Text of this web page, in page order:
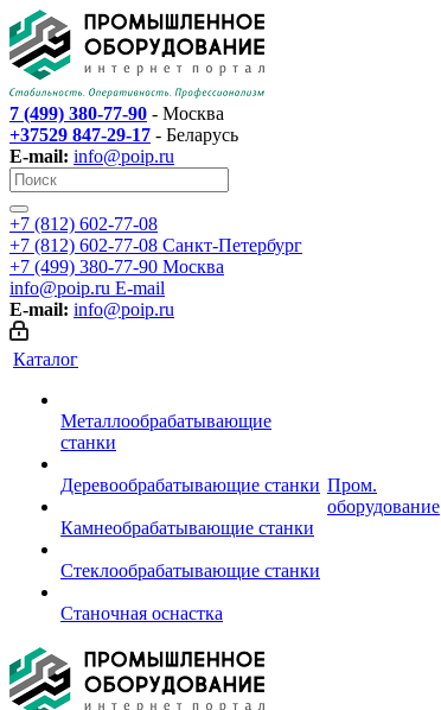
7 (499) 380-77-90 - Москва
+37529 847-29-17 - Беларусь
E-mail: info@poip.ru
+7 (812) 602-77-08
+7 (812) 602-77-08 Санкт-Петербург
+7 (499) 380-77-90 Москва
info@poip.ru E-mail
E-mail: info@poip.ru
Каталог
Металлообрабатывающие
станки
Деревообрабатывающие станки
Камнеобрабатывающие станки
Стеклообрабатывающие станки
Станочная оснастка
Пром.
оборудование